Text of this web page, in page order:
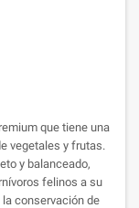
que tiene una
vegetales y frutas.
y balanceado,
felinos a su
conservación de